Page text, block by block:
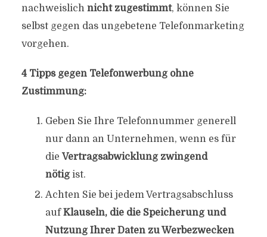
nachweislich nicht zugestimmt, können Sie
selbst gegen das ungebetene Telefonmarketing
vorgehen.
4 Tipps gegen Telefonwerbung ohne
Zustimmung:
Geben Sie Ihre Telefonnummer generell
nur dann an Unternehmen, wenn es für
die Vertragsabwicklung zwingend
nötigist.
Achten Sie bei jedem Vertragsabschluss
aufKlauseln, die die Speicherung und
Nutzung Ihrer Daten zu Werbezwecken